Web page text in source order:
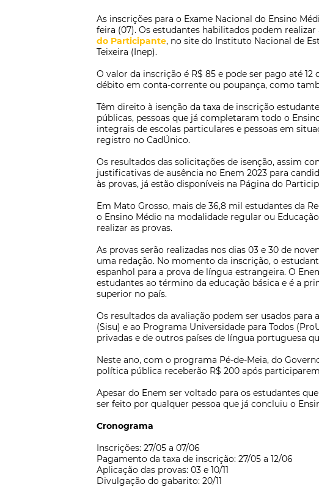
As inscrições para o Exame Nacional do Ensino
feira (07). Os estudantes habilitados podem
do Participante, no site do Instituto Nacional de
Teixeira (Inep).
O valor da inscrição é R$ 85 e pode ser pago até
débito em conta-corrente ou poupança, como
Têm direito à isenção da taxa de inscrição
públicas, pessoas que já completaram todo o
integrais de escolas particulares e pessoas em
registro no CadÚnico.
Os resultados das solicitações de isenção, assim
justificativas de ausência no Enem 2023 para
às provas, já estão disponíveis na Página do
Em Mato Grosso, mais de 36,8 mil estudantes da
o Ensino Médio na modalidade regular ou
realizar as provas.
As provas serão realizadas nos dias 03 e 30 de
uma redação. No momento da inscrição, o
espanhol para a prova de língua estrangeira. O
estudantes ao término da educação básica e é a
superior no país.
Os resultados da avaliação podem ser usados para
(Sisu) e ao Programa Universidade para Todos
privadas e de outros países de língua portuguesa
Neste ano, com o programa Pé-de-Meia, do
política pública receberão R$ 200 após
Apesar do Enem ser voltado para os estudantes
ser feito por qualquer pessoa que já concluiu o
Cronograma
Inscrições: 27/05 a 07/06
Pagamento da taxa de inscrição: 27/05 a 12/06
Aplicação das provas: 03 e 10/11
Divulgação do gabarito: 20/11